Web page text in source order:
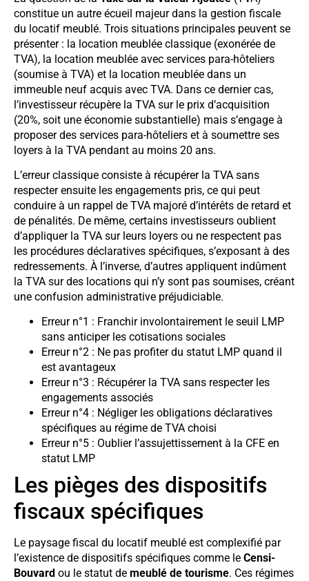
constitue un autre écueil majeur dans la gestion fiscale
du locatif meublé. Trois situations principales peuvent se
présenter : la location meublée classique (exonérée de
TVA), la location meublée avec services para-hôteliers
(soumise à TVA) et la location meublée dans un
immeuble neuf acquis avec TVA. Dans ce dernier cas,
l’investisseur récupère la TVA sur le prix d’acquisition
(20%, soit une économie substantielle) mais s’engage à
proposer des services para-hôteliers et à soumettre ses
loyers à la TVA pendant au moins 20 ans.
L’erreur classique consiste à récupérer la TVA sans
respecter ensuite les engagements pris, ce qui peut
conduire à un rappel de TVA majoré d’intérêts de retard et
de pénalités. De même, certains investisseurs oublient
d’appliquer la TVA sur leurs loyers ou ne respectent pas
les procédures déclaratives spécifiques, s’exposant à des
redressements. À l’inverse, d’autres appliquent indûment
la TVA sur des locations qui n’y sont pas soumises, créant
une confusion administrative préjudiciable.
Erreur n°1 : Franchir involontairement le seuil LMP
sans anticiper les cotisations sociales
Erreur n°2 : Ne pas profiter du statut LMP quand il
est avantageux
Erreur n°3 : Récupérer la TVA sans respecter les
engagements associés
Erreur n°4 : Négliger les obligations déclaratives
spécifiques au régime de TVA choisi
Erreur n°5 : Oublier l’assujettissement à la CFE en
statut LMP
Les pièges des dispositifs
fiscaux spécifiques
Le paysage fiscal du locatif meublé est complexifié par
l’existence de dispositifs spécifiques comme le Censi-
Bouvard ou le statut de meublé de tourisme. Ces régimes